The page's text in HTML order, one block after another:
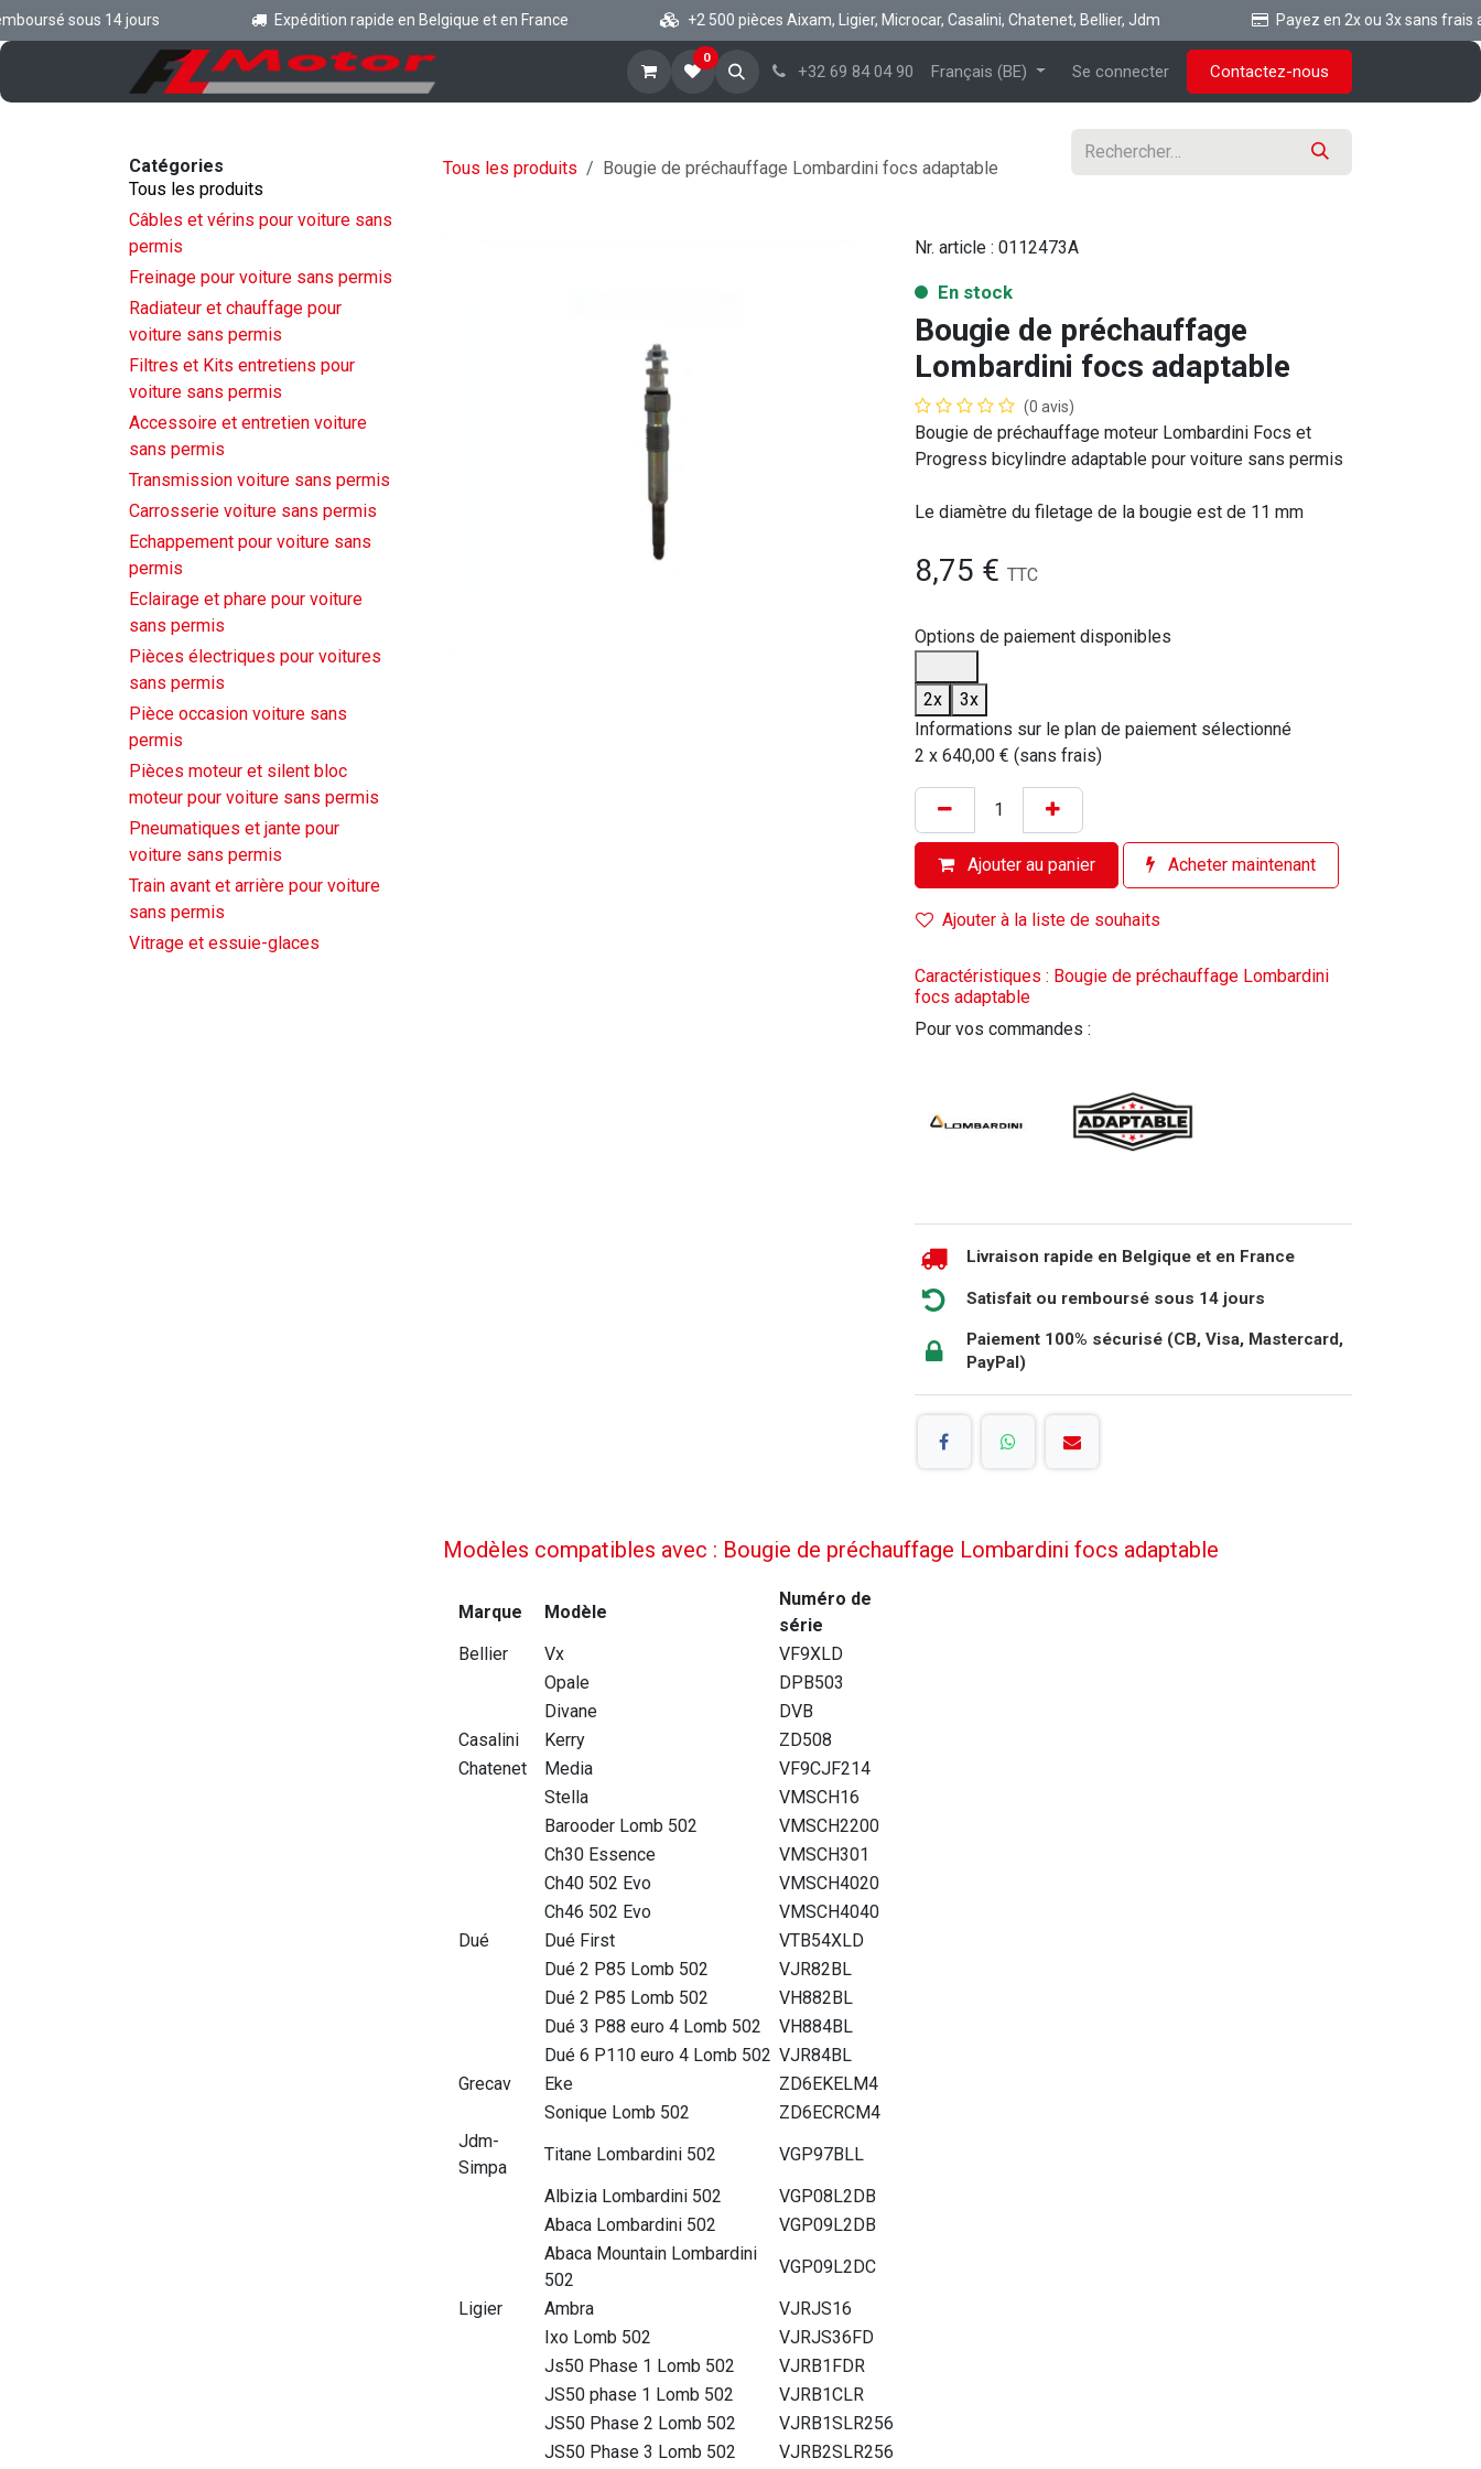
Se rendre au contenu
sous 14 jours Expédition rapide en Belgique et en France +2 500 pièces Aixam, Ligier, Microcar, Casalini, Chatenet, Bellier, Jdm Payez en 2x ou 3x sans frais ave
Blog A propos Aide
0
+32 69 84 04 90 Français (BE) Se connecter Contactez-nous
Catégories
Tous les produits
Câbles et vérins pour voiture sans
permis
Freinage pour voiture sans permis
Radiateur et chauffage pour
voiture sans permis
Filtres et Kits entretiens pour
voiture sans permis
Accessoire et entretien voiture
sans permis
Transmission voiture sans permis
Carrosserie voiture sans permis
Echappement pour voiture sans
permis
Eclairage et phare pour voiture
sans permis
Pièces électriques pour voitures
sans permis
Pièce occasion voiture sans
permis
Pièces moteur et silent bloc
moteur pour voiture sans permis
Pneumatiques et jante pour
voiture sans permis
Train avant et arrière pour voiture
sans permis
Vitrage et essuie-glaces
Tous les produits Bougie de préchauffage Lombardini focs adaptable
Nr. article : 0112473A
En stock
Bougie de préchauffage
Lombardini focs adaptable
(0 avis)
Bougie de préchauffage moteur Lombardini Focs et
Progress bicylindre adaptable pour voiture sans permis
Le diamètre du filetage de la bougie est de 11 mm
8,75 € TTC
Options de paiement disponibles
2x
3x
Informations sur le plan de paiement sélectionné
2 x 640,00 € (sans frais)
Ajouter au panier Acheter maintenant
Ajouter à la liste de souhaits
Caractéristiques : Bougie de préchauffage Lombardini
focs adaptable
Pour vos commandes :
Livraison rapide en Belgique et en France
Satisfait ou remboursé sous 14 jours
Paiement 100% sécurisé (CB, Visa, Mastercard,
PayPal)
Modèles compatibles avec : Bougie de préchauffage Lombardini focs adaptable
Marque Modèle
Numéro de
série
Bellier
Vx
VF9XLD
Opale
DPB503
Divane
DVB
Casalini
Kerry
ZD508
Chatenet
Media
VF9CJF214
Stella
VMSCH16
Barooder Lomb 502
VMSCH2200
Ch30 Essence
VMSCH301
Ch40 502 Evo
VMSCH4020
Ch46 502 Evo
VMSCH4040
Dué
Dué First
VTB54XLD
Dué 2 P85 Lomb 502
VJR82BL
Dué 2 P85 Lomb 502
VH882BL
Dué 3 P88 euro 4 Lomb 502
VH884BL
Dué 6 P110 euro 4 Lomb 502 VJR84BL
Grecav
Eke
ZD6EKELM4
Sonique Lomb 502
ZD6ECRCM4
Jdm-
Simpa
Titane Lombardini 502
VGP97BLL
Albizia Lombardini 502
VGP08L2DB
Abaca Lombardini 502
VGP09L2DB
Abaca Mountain Lombardini
502
VGP09L2DC
Ligier
Ambra
VJRJS16
Ixo Lomb 502
VJRJS36FD
Js50 Phase 1 Lomb 502
VJRB1FDR
JS50 phase 1 Lomb 502
VJRB1CLR
JS50 Phase 2 Lomb 502
VJRB1SLR256
JS50 Phase 3 Lomb 502
VJRB2SLR256